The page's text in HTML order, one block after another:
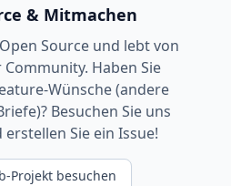
& Mitmachen
Source und lebt von
Haben Sie
Wünsche (andere
Besuchen Sie uns
Sie ein Issue!
Projekt besuchen